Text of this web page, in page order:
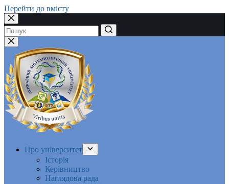
Перейти до вмісту
Немає
результатів
Про університет
Історія
Керівництво
Наглядова рада